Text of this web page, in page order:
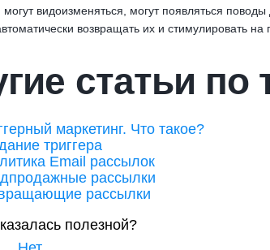
видоизменяться, могут появляться
возвращать их и стимулировать на
статьи по
маркетинг. Что такое?
триггера
Email рассылок
рассылки
рассылки
полезной?